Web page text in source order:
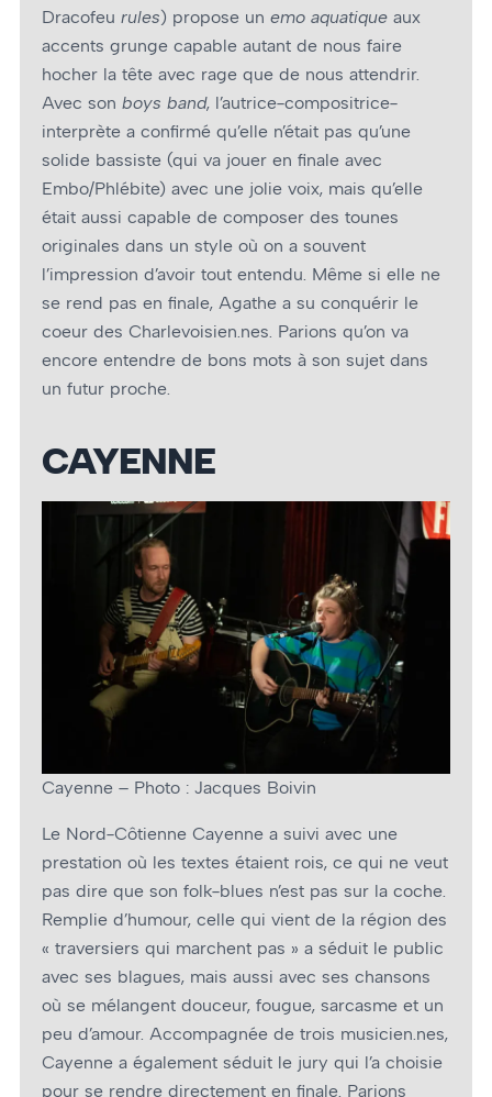
Dracofeu rules) propose un emo aquatique aux
accents grunge capable autant de nous faire
hocher la tête avec rage que de nous attendrir.
Avec son boys band, l’autrice-compositrice-
interprète a confirmé qu’elle n’était pas qu’une
solide bassiste (qui va jouer en finale avec
Embo/Phlébite) avec une jolie voix, mais qu’elle
était aussi capable de composer des tounes
originales dans un style où on a souvent
l’impression d’avoir tout entendu. Même si elle ne
se rend pas en finale, Agathe a su conquérir le
coeur des Charlevoisien.nes. Parions qu’on va
encore entendre de bons mots à son sujet dans
un futur proche.
CAYENNE
Cayenne – Photo : Jacques Boivin
Le Nord-Côtienne Cayenne a suivi avec une
prestation où les textes étaient rois, ce qui ne veut
pas dire que son folk-blues n’est pas sur la coche.
Remplie d’humour, celle qui vient de la région des
« traversiers qui marchent pas » a séduit le public
avec ses blagues, mais aussi avec ses chansons
où se mélangent douceur, fougue, sarcasme et un
peu d’amour. Accompagnée de trois musicien.nes,
Cayenne a également séduit le jury qui l’a choisie
pour se rendre directement en finale. Parions